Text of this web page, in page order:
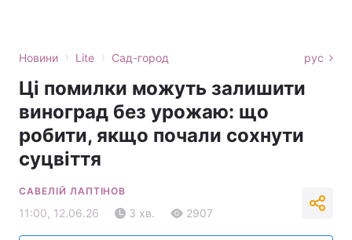
Новини › Lite › Сад-город рус
Ці помилки можуть залишити
виноград без урожаю: що
робити, якщо почали сохнути
суцвіття
САВЕЛІЙ ЛАПТІНОВ
11:00, 12.06.26 3 хв. 2907